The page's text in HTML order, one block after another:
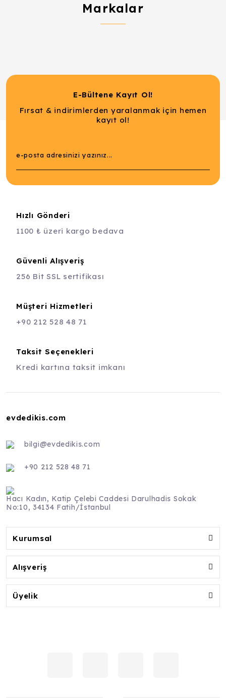
Markalar
E-Bültene Kayıt Ol!
Fırsat & indirimlerden yaralanmak için hemen
kayıt ol!
Hızlı Gönderi
1100 ₺ üzeri kargo bedava
Güvenli Alışveriş
256 Bit SSL sertifikası
Müşteri Hizmetleri
+90 212 528 48 71
Taksit Seçenekleri
Kredi kartına taksit imkanı
evdedikis.com
bilgi@evdedikis.com
+90 212 528 48 71
Hacı Kadın, Katip Çelebi Caddesi Darulhadis Sokak
No:10, 34134 Fatih/İstanbul
Kurumsal
Alışveriş
Üyelik